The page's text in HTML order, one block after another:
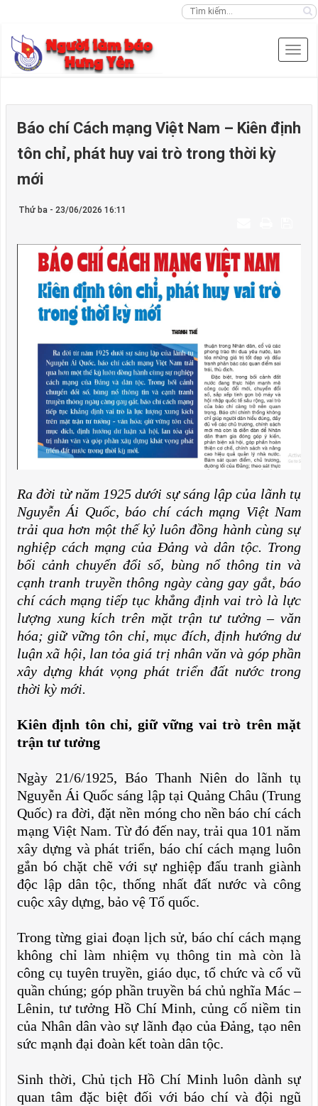
Báo chí Cách mạng Việt Nam – Kiên định
tôn chỉ, phát huy vai trò trong thời kỳ
mới
Thứ ba - 23/06/2026 16:11
Ra đời từ năm 1925 dưới sự sáng lập của lãnh tụ
Nguyễn Ái Quốc, báo chí cách mạng Việt Nam
trải qua hơn một thế kỷ luôn đồng hành cùng sự
nghiệp cách mạng của Đảng và dân tộc. Trong
bối cảnh chuyển đổi số, bùng nổ thông tin và
cạnh tranh truyền thông ngày càng gay gắt, báo
chí cách mạng tiếp tục khẳng định vai trò là lực
lượng xung kích trên mặt trận tư tưởng – văn
hóa; giữ vững tôn chỉ, mục đích, định hướng dư
luận xã hội, lan tỏa giá trị nhân văn và góp phần
xây dựng khát vọng phát triển đất nước trong
thời kỳ mới.
Kiên định tôn chỉ, giữ vững vai trò trên mặt
trận tư tưởng
Ngày 21/6/1925, Báo Thanh Niên do lãnh tụ
Nguyễn Ái Quốc sáng lập tại Quảng Châu (Trung
Quốc) ra đời, đặt nền móng cho nền báo chí cách
mạng Việt Nam. Từ đó đến nay, trải qua 101 năm
xây dựng và phát triển, báo chí cách mạng luôn
gắn bó chặt chẽ với sự nghiệp đấu tranh giành
độc lập dân tộc, thống nhất đất nước và công
cuộc xây dựng, bảo vệ Tổ quốc.
Trong từng giai đoạn lịch sử, báo chí cách mạng
không chỉ làm nhiệm vụ thông tin mà còn là
công cụ tuyên truyền, giáo dục, tổ chức và cổ vũ
quần chúng; góp phần truyền bá chủ nghĩa Mác –
Lênin, tư tưởng Hồ Chí Minh, củng cố niềm tin
của Nhân dân vào sự lãnh đạo của Đảng, tạo nên
sức mạnh đại đoàn kết toàn dân tộc.
Sinh thời, Chủ tịch Hồ Chí Minh luôn dành sự
quan tâm đặc biệt đối với báo chí và đội ngũ